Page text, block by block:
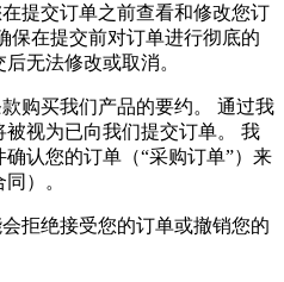
提交订单之前查看和修改您订
保在提交前对订单进行彻底的
无法修改或取消。
购买我们产品的要约。 通过我
视为已向我们提交订单。 我
认您的订单（“采购订单”）来
）。
拒绝接受您的订单或撤销您的